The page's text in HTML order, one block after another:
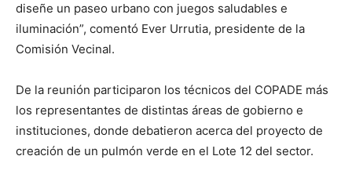
diseñe un paseo urbano con juegos saludables e
iluminación”, comentó Ever Urrutia, presidente de la
Comisión Vecinal.
De la reunión participaron los técnicos del COPADE más
los representantes de distintas áreas de gobierno e
instituciones, donde debatieron acerca del proyecto de
creación de un pulmón verde en el Lote 12 del sector.